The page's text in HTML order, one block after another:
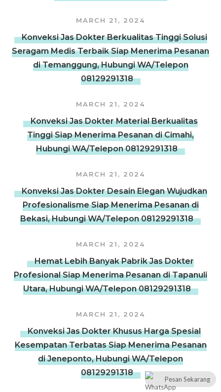
MARCH 21, 2024
Konveksi Jas Dokter Berkualitas Tinggi Solusi
Seragam Medis Terbaik Siap Menerima Pesanan
di Temanggung, Hubungi WA/Telepon
08129291318
MARCH 21, 2024
Konveksi Jas Dokter Material Berkualitas
Tinggi Siap Menerima Pesanan di Cimahi,
Hubungi WA/Telepon 08129291318
MARCH 21, 2024
Konveksi Jas Dokter Desain Elegan Wujudkan
Profesionalisme Siap Menerima Pesanan di
Bekasi, Hubungi WA/Telepon 08129291318
MARCH 21, 2024
Hemat Lebih Banyak Pabrik Jas Dokter
Profesional Siap Menerima Pesanan di Tapanuli
Utara, Hubungi WA/Telepon 08129291318
MARCH 21, 2024
Konveksi Jas Dokter Khusus Harga Spesial
Kesempatan Terbatas Siap Menerima Pesanan
di Jeneponto, Hubungi WA/Telepon
08129291318
Pesan Sekarang